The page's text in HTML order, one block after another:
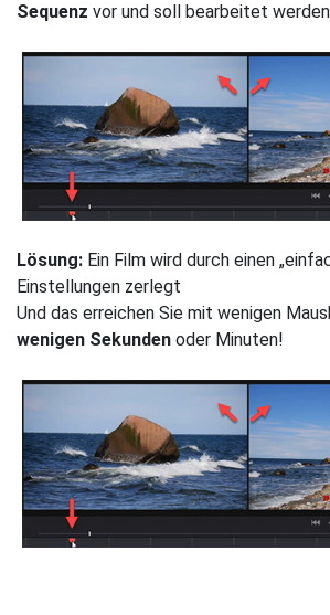
Sequenz vor und soll bearbeitet werden
Lösung: Ein Film wird durch einen
Einstellungen zerlegt
Und das erreichen Sie mit wenigen
wenigen Sekunden oder Minuten!